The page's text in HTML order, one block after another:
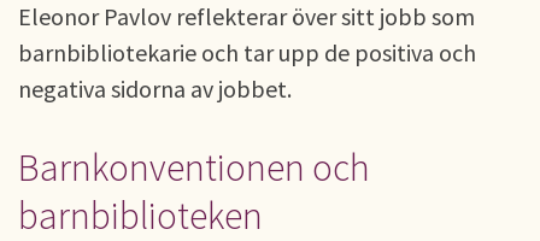
Eleonor Pavlov reflekterar över sitt jobb som
barnbibliotekarie och tar upp de positiva och
negativa sidorna av jobbet.
Barnkonventionen och
barnbiblioteken